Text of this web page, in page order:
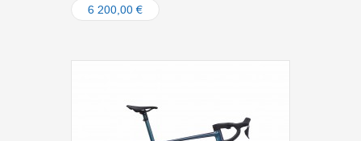
6 200,00 €